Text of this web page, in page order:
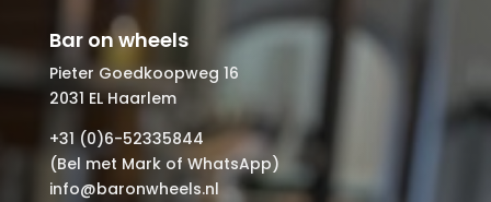
Bar on wheels
Pieter Goedkoopweg 16
2031 EL Haarlem
+31 (0)6-52335844
(Bel met Mark of WhatsApp)
info@baronwheels.nl